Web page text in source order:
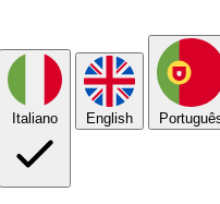
Italiano English